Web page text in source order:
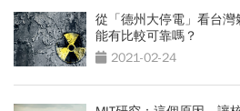
從「德州大停電」看台
能有比較可靠嗎？
2021-02-24